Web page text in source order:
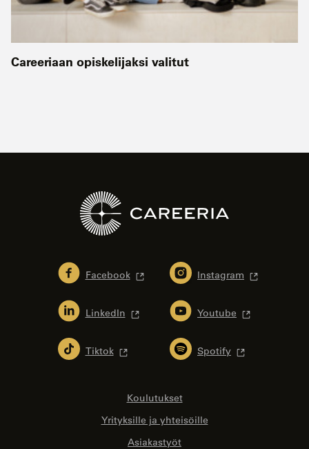
Careeriaan opiskelijaksi valitut
Facebook Instagram
LinkedIn Youtube
Tiktok Spotify
Koulutukset
Yrityksille ja yhteisöille
Asiakastyöt